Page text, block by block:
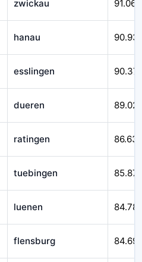
zwickau 91.066
hanau
esslingen
dueren
ratingen
tuebingen 85.871
luenen
flensburg